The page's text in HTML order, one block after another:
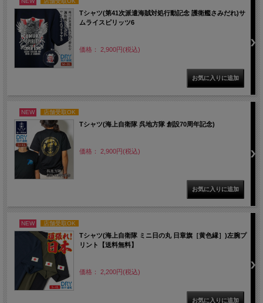
Tシャツ(第41次派遣海賊対処行動記念 護衛艦さみだれ)サ
ムライスピリッツ6
価格： 2,900円(税込)
NEW 店舗受取OK
Tシャツ(海上自衛隊 呉地方隊 創設70周年記念)
価格： 2,900円(税込)
NEW 店舗受取OK
Tシャツ(海上自衛隊 ミニ日の丸 日章旗［黄色縁］)左腕プ
リント【送料無料】
価格： 2,200円(税込)